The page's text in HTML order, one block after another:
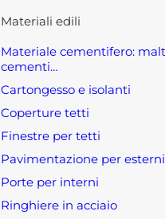
materiali edili
materiale cementifero: malte, rasanti, e
cementi…
cartongesso e isolanti
coperture tetti
finestre per tetti
pavimentazione per esterni
porte per interni
ringhiere in acciaio